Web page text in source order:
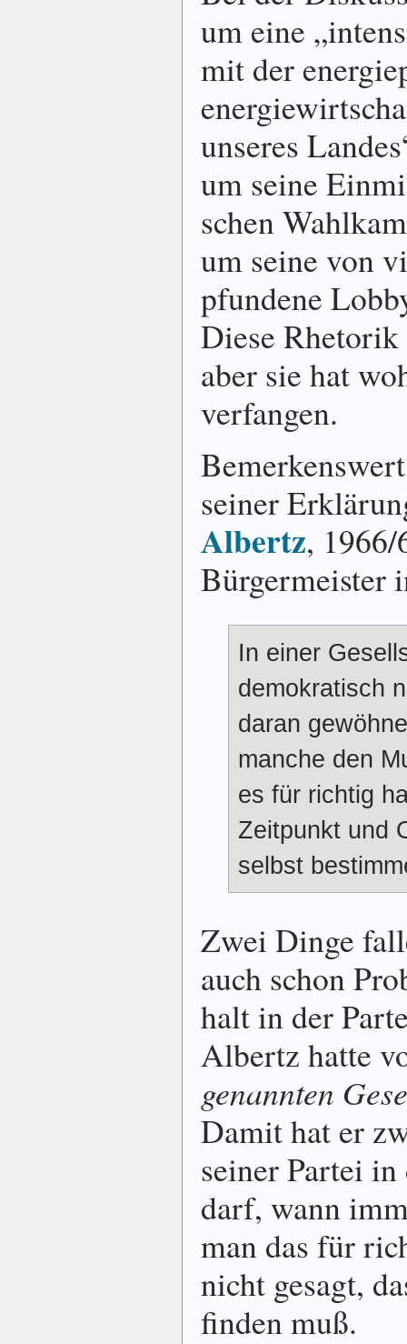
um eine
mit der
unseres
um seine
schen
um seine von
pfun­dene
Diese
aber sie hat
ver­fangen.
seiner
Albertz, 1966/
Bürger­meister
In einer
demokratisch
daran
manche den
es für richtig
Zeitpunkt und
selbst
Zwei Dinge
auch schon
halt in der
Albertz hatte
ge­nannten
Damit hat er
seiner Partei
darf, wann
man das für
nicht gesagt,
finden muß.